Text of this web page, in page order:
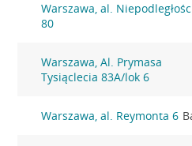
Warszawa, al.
80
Warszawa, Al. Prymasa
Tysiąclecia 83A/lok 6
Warszawa, al. Reymonta 6